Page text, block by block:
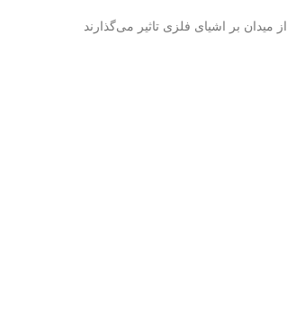
میدان بر اشیای فلزی تاثیر می‌گذارند